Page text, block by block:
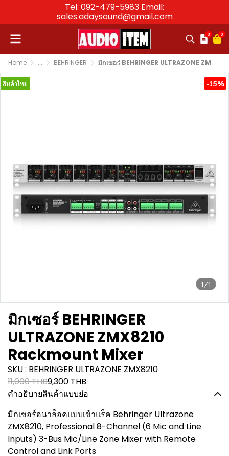
Tel: 092-479-5983 Email:
sales.adaysound@gmail.com
0 0
Home ... BEHRINGER มิกเซอร์ BEHRINGER ULTRAZONE ZMX8210 Rackmount Mixer
1/1
สินค้าใหม่ -15%
มิกเซอร์ BEHRINGER
ULTRAZONE ZMX8210
Rackmount Mixer
SKU : BEHRINGER ULTRAZONE ZMX8210
11,000 THB9,300 THB
คำอธิบายสินค้าแบบย่อ
มิกเซอร์อนาล็อคแบบเข้าแร็ค Behringer Ultrazone
ZMX8210, Professional 8-Channel (6 Mic and Line
Inputs) 3-Bus Mic/Line Zone Mixer with Remote
Control and Link Ports